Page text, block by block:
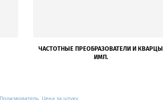
ЧАСТОТНЫЕ ПРЕОБРАЗОВАТЕЛИ И КВАРЦЫ
ИМП.